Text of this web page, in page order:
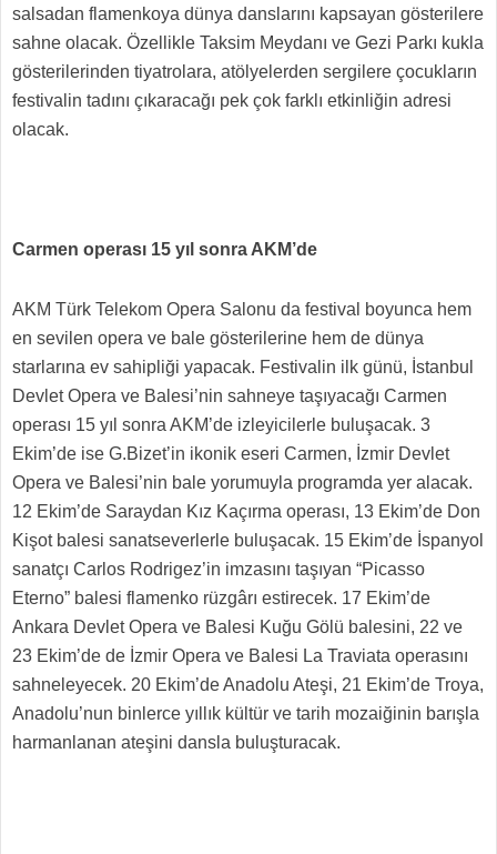
salsadan flamenkoya dünya danslarını kapsayan gösterilere
sahne olacak. Özellikle Taksim Meydanı ve Gezi Parkı kukla
gösterilerinden tiyatrolara, atölyelerden sergilere çocukların
festivalin tadını çıkaracağı pek çok farklı etkinliğin adresi
olacak.
Carmen operası 15 yıl sonra AKM’de
AKM Türk Telekom Opera Salonu da festival boyunca hem
en sevilen opera ve bale gösterilerine hem de dünya
starlarına ev sahipliği yapacak. Festivalin ilk günü, İstanbul
Devlet Opera ve Balesi’nin sahneye taşıyacağı Carmen
operası 15 yıl sonra AKM’de izleyicilerle buluşacak. 3
Ekim’de ise G.Bizet’in ikonik eseri Carmen, İzmir Devlet
Opera ve Balesi’nin bale yorumuyla programda yer alacak.
12 Ekim’de Saraydan Kız Kaçırma operası, 13 Ekim’de Don
Kişot balesi sanatseverlerle buluşacak. 15 Ekim’de İspanyol
sanatçı Carlos Rodrigez’in imzasını taşıyan “Picasso
Eterno” balesi flamenko rüzgârı estirecek. 17 Ekim’de
Ankara Devlet Opera ve Balesi Kuğu Gölü balesini, 22 ve
23 Ekim’de de İzmir Opera ve Balesi La Traviata operasını
sahneleyecek. 20 Ekim’de Anadolu Ateşi, 21 Ekim’de Troya,
Anadolu’nun binlerce yıllık kültür ve tarih mozaiğinin barışla
harmanlanan ateşini dansla buluşturacak.